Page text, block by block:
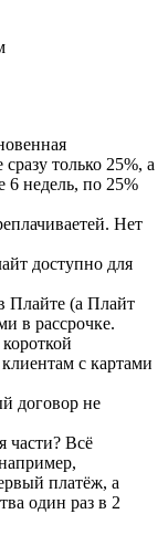
только 25%, а
6 недель, по 25%
Нет
доступно для
(а Плайт
в рассрочке.
с картами
договор не
части? Всё
платёж, а
один раз в 2